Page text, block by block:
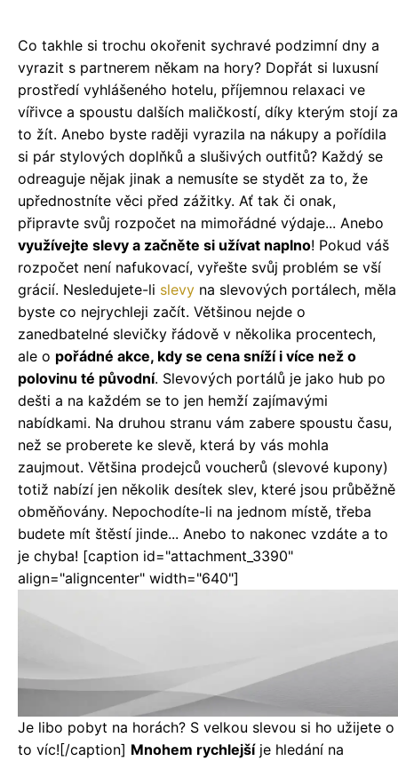
Co takhle si trochu okořenit sychravé podzimní dny a
vyrazit s partnerem někam na hory? Dopřát si luxusní
prostředí vyhlášeného hotelu, příjemnou relaxaci ve
vířivce a spoustu dalších maličkostí, díky kterým stojí za
to žít. Anebo byste raději vyrazila na nákupy a pořídila
si pár stylových doplňků a slušivých outfitů? Každý se
odreaguje nějak jinak a nemusíte se stydět za to, že
upřednostníte věci před zážitky. Ať tak či onak,
připravte svůj rozpočet na mimořádné výdaje... Anebo
využívejte slevy a začněte si užívat naplno! Pokud váš
rozpočet není nafukovací, vyřešte svůj problém se vší
grácií. Nesledujete-li slevy na slevových portálech, měla
byste co nejrychleji začít. Většinou nejde o
zanedbatelné slevičky řádově v několika procentech,
ale o pořádné akce, kdy se cena sníží i více než o
polovinu té původní. Slevových portálů je jako hub po
dešti a na každém se to jen hemží zajímavými
nabídkami. Na druhou stranu vám zabere spoustu času,
než se proberete ke slevě, která by vás mohla
zaujmout. Většina prodejců voucherů (slevové kupony)
totiž nabízí jen několik desítek slev, které jsou průběžně
obměňovány. Nepochodíte-li na jednom místě, třeba
budete mít štěstí jinde... Anebo to nakonec vzdáte a to
je chyba! [caption id="attachment_3390"
align="aligncenter" width="640"]
Je libo pobyt na horách? S velkou slevou si ho užijete o
to víc![/caption] Mnohem rychlejšíje hledání na